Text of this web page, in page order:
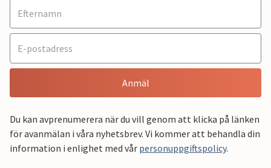
Anmäl
Du kan avprenumerera när du vill genom att klicka på länken
för avanmälan i våra nyhetsbrev. Vi kommer att behandla din
information i enlighet med vår personuppgiftspolicy.